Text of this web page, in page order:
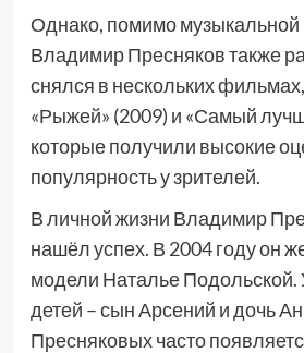
Однако, помимо музыкальной
Владимир Пресняков также
снялся в нескольких
«Рыжей» (2009) и «Самый
которые получили высокие
популярность у зрителей.
В личной жизни Владимир
нашёл успех. В 2004 году он
модели Наталье Подольской.
детей – сын Арсений и дочь
Пресняковых часто